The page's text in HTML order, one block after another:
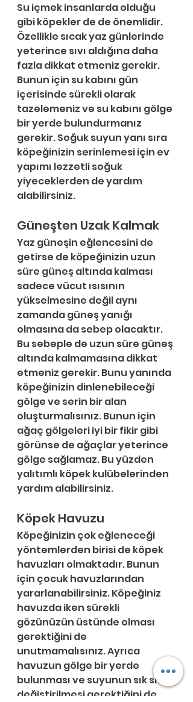
Su içmek insanlarda olduğu
gibi köpekler de de önemlidir.
Özellikle sıcak yaz günlerinde
yeterince sıvı aldığına daha
fazla dikkat etmeniz gerekir.
Bunun için su kabını gün
içerisinde sürekli olarak
tazelemeniz ve su kabını gölge
bir yerde bulundurmanız
gerekir. Soğuk suyun yanı sıra
köpeğinizin serinlemesi için ev
yapımı lezzetli soğuk
yiyeceklerden de yardım
alabilirsiniz.
Güneşten Uzak Kalmak
Yaz güneşin eğlencesini de
getirse de köpeğinizin uzun
süre güneş altında kalması
sadece vücut ısısının
yükselmesine değil aynı
zamanda güneş yanığı
olmasına da sebep olacaktır.
Bu sebeple de uzun süre güneş
altında kalmamasına dikkat
etmeniz gerekir. Bunu yanında
köpeğinizin dinlenebileceği
gölge ve serin bir alan
oluşturmalısınız. Bunun için
ağaç gölgeleri iyi bir fikir gibi
görünse de ağaçlar yeterince
gölge sağlamaz. Bu yüzden
yalıtımlı köpek kulübelerinden
yardım alabilirsiniz.
Köpek Havuzu
Köpeğinizin çok eğleneceği
yöntemlerden birisi de köpek
havuzları olmaktadır. Bunun
için çocuk havuzlarından
yararlanabilirsiniz. Köpeğiniz
havuzda iken sürekli
gözünüzün üstünde olması
gerektiğini de
unutmamalısınız. Ayrıca
havuzun gölge bir yerde
bulunması ve suyunun sık sık
değiştirilmesi gerektiğini de